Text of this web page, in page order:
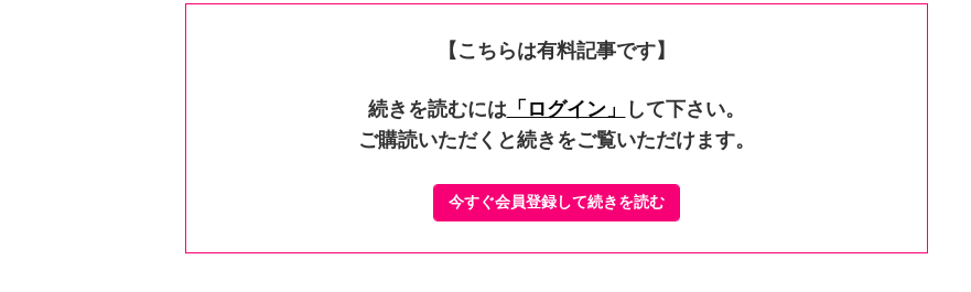
【こちらは有料記事です】
続きを読むには「ログイン」
して下さい。
ご購読いただくと続きをご覧いただけます。
今すぐ会員登録して続きを読む